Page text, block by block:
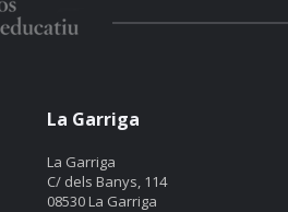
La Garriga
La Garriga
C/ dels Banys, 114
08530 La Garriga